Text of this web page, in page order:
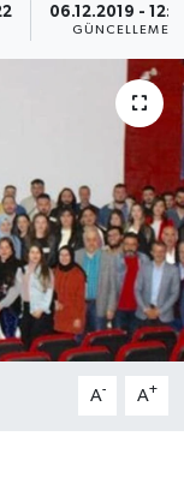
06.12.2019 -
GÜNCELLEME
A- A+